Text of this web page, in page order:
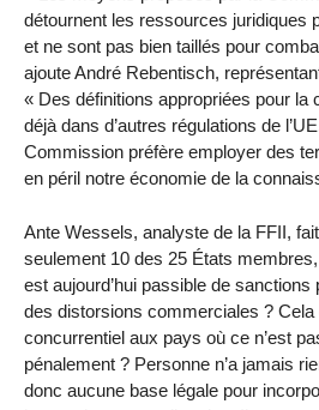
détournent les ressources juridiques
et ne sont pas bien taillés pour
ajoute André Rebentisch,
« Des définitions appropriées pour la
déjà dans d’autres régulations de
Commission préfère employer des
en péril notre économie de la
Ante Wessels, analyste de la FFII,
seulement 10 des 25 États
est aujourd’hui passible de
des distorsions commerciales ? Cela
concurrentiel aux pays où ce n’est
pénalement ? Personne n’a jamais
donc aucune base légale pour